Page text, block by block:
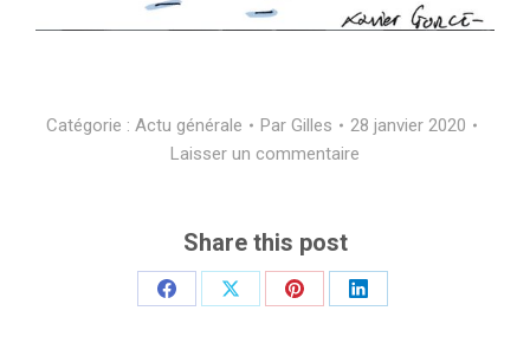
Catégorie : Actu générale Par Gilles
28 janvier 2020
Laisser un commentaire
Share this post
PartagerPartagerPartagerPartager